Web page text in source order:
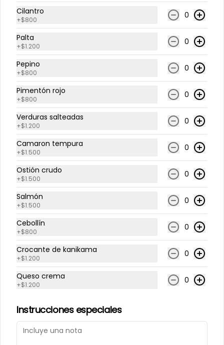
Base de arroz y nori + Envoltura a
elección + 3 agregados a elección
$8.300$10.375
Conócenos
Teléfono Luis Pasteur
Términos y condiciones
Política de privacidad
Redes sociales
Instagram
Mi cuenta
Cilantro
+$800 0
Palta
+$1.200 0
Pepino
+$800 0
Pimentón rojo
+$800 0
Verduras salteadas
+$1.200 0
Camaron tempura
+$1.500 0
Ostión crudo
+$1.500 0
Salmón
+$1.500 0
Cebollín
+$800 0
Crocante de kanikama
+$1.200 0
Queso crema
+$1.200 0
Instrucciones especiales